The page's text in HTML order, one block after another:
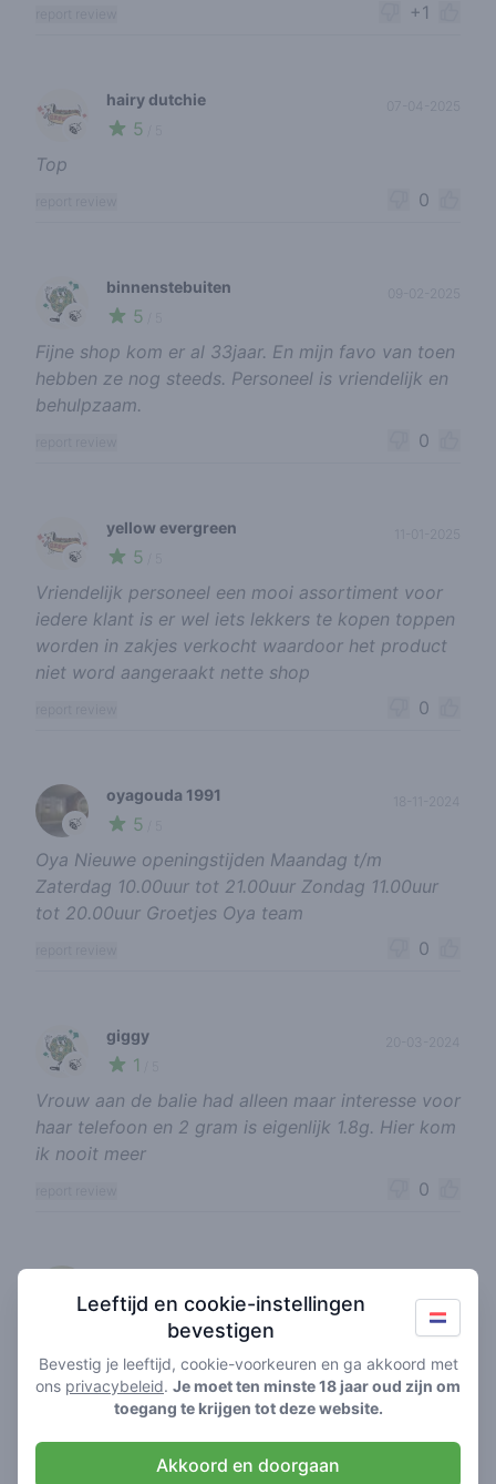
+1
🍃
hairy dutchie
5
Top
0
🍃
binnenstebuiten
5
Fijne shop kom er al 33jaar. En mijn favo van toen
hebben ze nog steeds. Personeel is vriendelijk en
behulpzaam.
0
🍃
yellow evergreen
5
Vriendelijk personeel een mooi assortiment voor
iedere klant is er wel iets lekkers te kopen toppen
worden in zakjes verkocht waardoor het product
niet word aangeraakt nette shop
0
🍃
oyagouda 1991
5
Oya Nieuwe openingstijden Maandag t/m
Zaterdag 10.00uur tot 21.00uur Zondag 11.00uur
tot 20.00uur Groetjes Oya team
0
🍃
giggy
1
20-03-2024
Vrouw aan de balie had alleen maar interesse voor
haar telefoon en 2 gram is eigenlijk 1.8g. Hier kom
ik nooit meer
0
🍃 5/ 5
report review 0
tiltmachine
Leeftijd en cookie-instellingen
bevestigen
Bevestig je leeftijd, cookie-voorkeuren en ga akkoord met
ons privacybeleid. Je moet ten minste 18 jaar oud zijn om
toegang te krijgen tot deze website.
Akkoord en doorgaan